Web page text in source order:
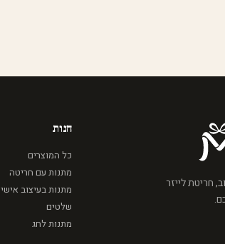
חריטת לייזר
חנות
כל המוצרים
מתנות עם חריטה
מתנות בעיצוב אישי
שלטים
מתנות לחג